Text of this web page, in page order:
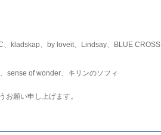
kladskap、by loveit、Lindsay、BLUE CROSS
sense of wonder、キリンのソフィ
お願い申し上げます。